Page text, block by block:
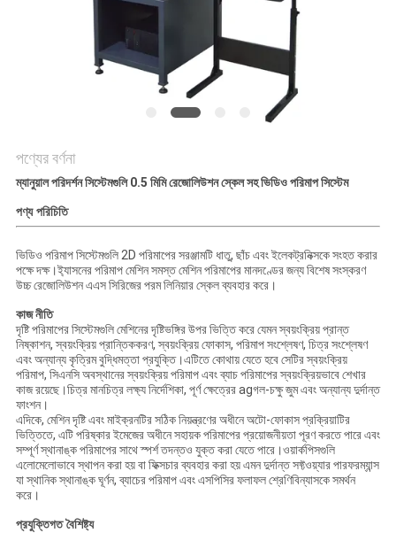
PRIVACY
পণ্যের বর্ণনা
ম্যানুয়াল পরিদর্শন সিস্টেমগুলি 0.5 মিমি রেজোলিউশন স্কেল সহ ভিডিও পরিমাপ সিস্টেম
পণ্য পরিচিতি
ভিডিও পরিমাপ সিস্টেমগুলি 2D পরিমাপের সরঞ্জামটি ধাতু, ছাঁচ এবং ইলেকট্রনিক্সকে সংহত করার
পক্ষে দক্ষ।ই্যাসনের পরিমাপ মেশিন সমস্ত মেশিন পরিমাপের মানদণ্ডের জন্য বিশেষ সংস্করণ
উচ্চ রেজোলিউশন এএস সিরিজের পরম লিনিয়ার স্কেল ব্যবহার করে।
কাজ নীতি
দৃষ্টি পরিমাপের সিস্টেমগুলি মেশিনের দৃষ্টিভঙ্গির উপর ভিত্তি করে যেমন স্বয়ংক্রিয় প্রান্ত
নিষ্কাশন, স্বয়ংক্রিয় প্রান্তিককরণ, স্বয়ংক্রিয় ফোকাস, পরিমাপ সংশ্লেষণ, চিত্র সংশ্লেষণ
এবং অন্যান্য কৃত্রিম বুদ্ধিমত্তা প্রযুক্তি।এটিতে কোথায় যেতে হবে সেটির স্বয়ংক্রিয়
পরিমাপ, সিএনসি অবস্থানের স্বয়ংক্রিয় পরিমাপ এবং ব্যাচ পরিমাপের স্বয়ংক্রিয়ভাবে শেখার
কাজ রয়েছে।চিত্র মানচিত্র লক্ষ্য নির্দেশিকা, পূর্ণ ক্ষেত্রের agগল-চক্ষু জুম এবং অন্যান্য দুর্দান্ত
ফাংশন।
এদিকে, মেশিন দৃষ্টি এবং মাইক্রনটির সঠিক নিয়ন্ত্রণের অধীনে অটো-ফোকাস প্রক্রিয়াটির
ভিত্তিতে, এটি পরিষ্কার ইমেজের অধীনে সহায়ক পরিমাপের প্রয়োজনীয়তা পূরণ করতে পারে এবং
সম্পূর্ণ স্থানাঙ্ক পরিমাপের সাথে স্পর্শ তদন্তও যুক্ত করা যেতে পারে।ওয়ার্কপিসগুলি
এলোমেলোভাবে স্থাপন করা হয় বা ফিক্সচার ব্যবহার করা হয় এমন দুর্দান্ত সফ্টওয়্যার পারফরম্যান্স
যা স্থানিক স্থানাঙ্ক ঘূর্ণন, ব্যাচের পরিমাপ এবং এসপিসির ফলাফল শ্রেণিবিন্যাসকে সমর্থন
করে।
প্রযুক্তিগত বৈশিষ্ট্য